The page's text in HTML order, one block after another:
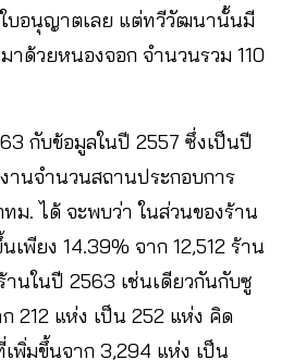
บอนุญาตเลย แต่ทวีวัฒนานั้นมี
าด้วยหนองจอก จำนวนรวม 110
กับข้อมูลในปี 2557 ซึ่งเป็นปี
านจำนวนสถานประกอบการ
ม. ได้ จะพบว่า ในส่วนของร้าน
พียง 14.39% จาก 12,512 ร้าน
านในปี 2563 เช่นเดียวกันกับซู
212 แห่ง เป็น 252 แห่ง คิด
พิ่มขึ้นจาก 3,294 แห่ง เป็น